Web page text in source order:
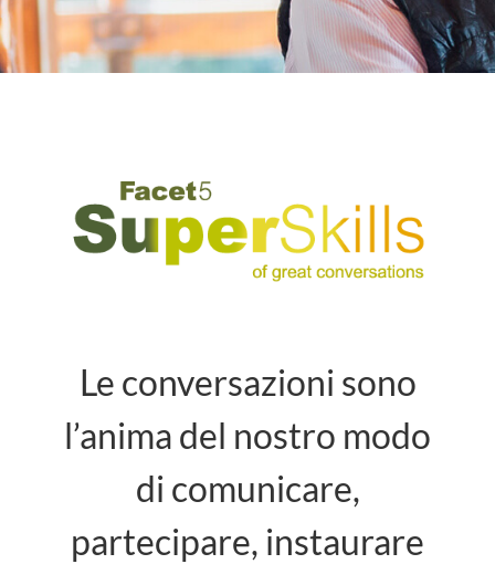
APPROFONDIMENTI
Eventi
Le conversazioni sono
l’anima del nostro modo
di comunicare,
partecipare, instaurare